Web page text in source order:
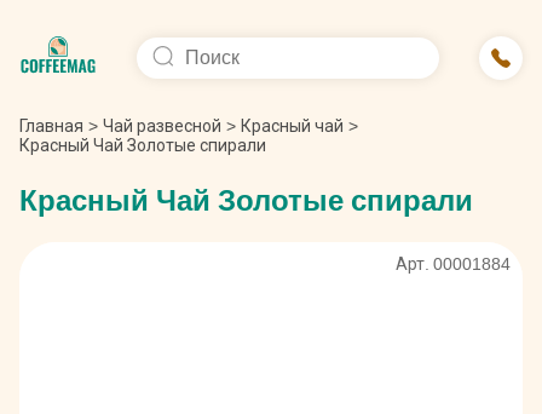
Главная > Чай развесной > Красный чай >
Красный Чай Золотые спирали
Красный Чай Золотые спирали
Арт. 00001884